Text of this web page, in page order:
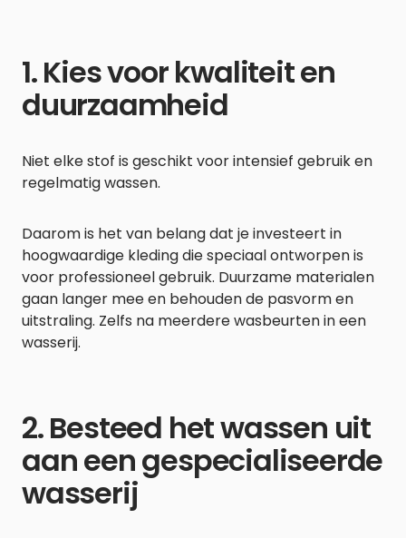
1. Kies voor kwaliteit en
duurzaamheid
Niet elke stof is geschikt voor intensief gebruik en
regelmatig wassen.
Daarom is het van belang dat je investeert in
hoogwaardige kleding die speciaal ontworpen is
voor professioneel gebruik. Duurzame materialen
gaan langer mee en behouden de pasvorm en
uitstraling. Zelfs na meerdere wasbeurten in een
wasserij.
2. Besteed het wassen uit
aan een gespecialiseerde
wasserij